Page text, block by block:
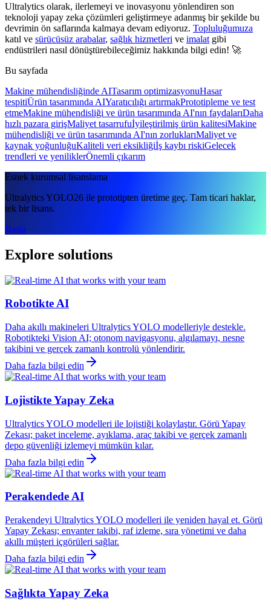
Ultralytics olarak, ilerlemeyi ve inovasyonu yönlendiren son
teknoloji yapay zeka çözümleri geliştirmeye adanmış bir şekilde bu
devrimin ön saflarında kalmaya devam ediyoruz. Topluluğumuza
katıl ve sürücüsüz arabalar, sağlık hizmetleri ve imalat gibi
endüstrileri nasıl dönüştürebileceğimiz hakkında bilgi edin! 🚀
Bu sayfada
Makine mühendisliğinde AITasarım optimizasyonuHasar
tespitiÜrün tasarımında AIYaratıcılığı artırmakPrototipleme ve test
etmeMakine mühendisliği ve ürün tasarımında AI'nın faydalarıDaha
hızlı pazara girişMaliyet tasarrufuİyileştirilmiş ürün kalitesiMakine
mühendisliği ve ürün tasarımında AI'nın zorluklarıMaliyet ve
kaynak yoğunluğuKaliteli veri eksikliğiİş kaybı riskiGelecek
trendleri ve yeniliklerÖnemli çıkarım
Esnek kurumsal lisanslama
Ultralytics YOLO26 ile prototipten üretime geç. Tam ticari haklar,
tek bir lisans.
Başla
Explore solutions
Robotikte AI
Daha akıllı makineleri Ultralytics YOLO modelleriyle destekle.
Robotikteki Vision AI; otonom navigasyonu, algılamayı, nesne
takibini ve gerçek zamanlı kontrolü yönlendirir.
Daha fazla bilgi edin
Lojistikte Yapay Zeka
Ultralytics YOLO modelleri ile lojistiği kolaylaştır. Görü Yapay
Zekası; paket inceleme, ayıklama, araç takibi ve gerçek zamanlı
depo güvenliği izlemeyi mümkün kılar.
Daha fazla bilgi edin
Perakendede AI
Perakendeyi Ultralytics YOLO modelleri ile yeniden hayal et. Görü
Yapay Zekası; envanter takibi, raf izleme, sıra yönetimi ve daha
akıllı müşteri içgörüleri sağlar.
Daha fazla bilgi edin
Sağlıkta Yapay Zeka